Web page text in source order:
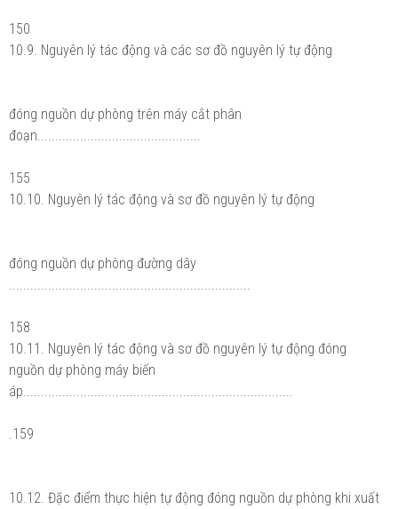
150
10.9. Nguyên lý tác động và các sơ đồ nguyên lý tự động
đóng nguồn dự phòng trên máy cắt phân
đoạn..............................................
155
10.10. Nguyên lý tác động và sơ đồ nguyên lý tự động
đóng nguồn dự phòng đường dây
158
10.11. Nguyên lý tác động và sơ đồ nguyên lý tự động đóng
nguồn dự phòng máy biến
áp............................................................................
.159
10.12. Đặc điểm thực hiện tự động đóng nguồn dự phòng khi xuất